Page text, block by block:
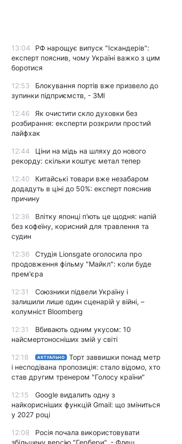
13:04
РФ нарощує випуск "Іскандерів":
експерт пояснив, чому Україні важко з цим
боротися
12:53
Блокування портів вже призвело до
зупинки підприємств, - ЗМІ
12:46
Як очистити скло духовки без
розбирання: експерти розкрили простий
лайфхак
12:44
Ціни на мідь на шляху до нового
рекорду: скільки коштує метал тепер
12:40
Китайські товари вже незабаром
додадуть в ціні до 50%: експерт пояснив
причину
12:36
Влітку японці п'ють це щодня: напій
без кофеїну, корисний для травлення та
судин
12:36
Студія Lionsgate оголосила про
продовження фільму "Майкл": коли буде
прем'єра
12:31
Союзники підвели Україну і
залишили лише один сценарій у війні, –
колумніст Bloomberg
12:31
Вбивають одним укусом: 10
найсмертоносніших змій у світі
12:18 АКТУАЛЬНО
Торт заввишки понад метр
і несподівана пропозиція: стало відомо, хто
став другим тренером "Голосу країни"
12:15
Google видалить одну з
найкорисніших функцій Gmail: що зміниться
у 2027 році
12:08
Росія почала використовувати
збільшену версію "Гербери", - Флеш